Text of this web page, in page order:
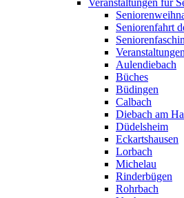
Veranstaltungen für
Seniorenfahrt
Aulendiebach
Büches
Büdingen
Calbach
Diebach am
Düdelsheim
Eckartshausen
Lorbach
Michelau
Rinderbügen
Rohrbach